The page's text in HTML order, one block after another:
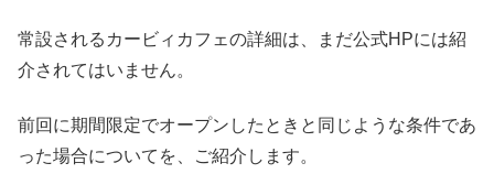
常設されるカービィカフェの詳細は、まだ公式HPには紹
介されてはいません。
前回に期間限定でオープンしたときと同じような条件であ
った場合についてを、ご紹介します。